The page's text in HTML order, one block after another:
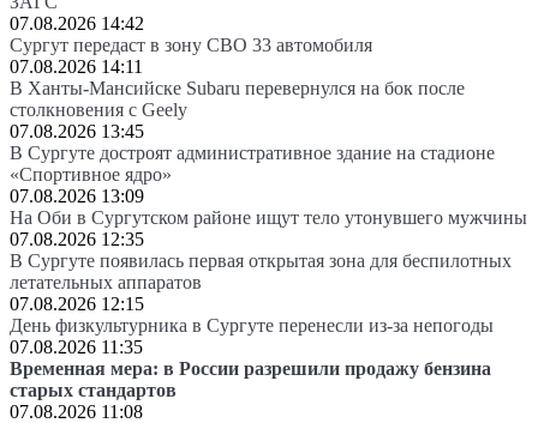
07.08.2026 14:42
Сургут передаст в зону СВО 33 автомобиля
07.08.2026 14:11
В Ханты-Мансийске Subaru перевернулся на бок после
столкновения с Geely
07.08.2026 13:45
В Сургуте достроят административное здание на стадионе
«Спортивное ядро»
07.08.2026 13:09
На Оби в Сургутском районе ищут тело утонувшего мужчины
07.08.2026 12:35
В Сургуте появилась первая открытая зона для беспилотных
летательных аппаратов
07.08.2026 12:15
День физкультурника в Сургуте перенесли из-за непогоды
07.08.2026 11:35
Временная мера: в России разрешили продажу бензина
старых стандартов
07.08.2026 11:08